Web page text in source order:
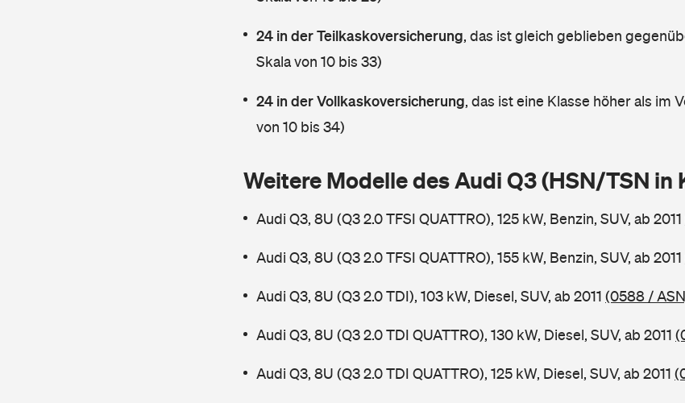
24 in der Teilkaskoversicherung, das ist gleich geblieben
Skala von 10 bis 33)
24 in der Vollkaskoversicherung, das ist eine Klasse höher als im
von 10 bis 34)
Weitere Modelle des Audi Q3 (HSN/TSN in
Audi Q3, 8U (Q3 2.0 TFSI QUATTRO), 125 kW, Benzin, SUV, ab 2011
Audi Q3, 8U (Q3 2.0 TFSI QUATTRO), 155 kW, Benzin, SUV, ab 2011
Audi Q3, 8U (Q3 2.0 TDI), 103 kW, Diesel, SUV, ab 2011 (0588 /
Audi Q3, 8U (Q3 2.0 TDI QUATTRO), 130 kW, Diesel, SUV, ab 2011
Audi Q3, 8U (Q3 2.0 TDI QUATTRO), 125 kW, Diesel, SUV, ab 2011